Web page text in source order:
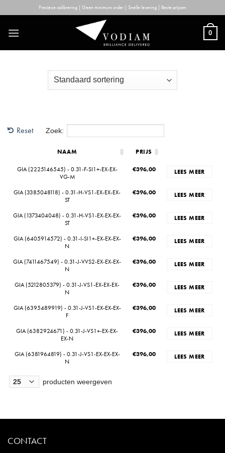
to
content
Precieze calibrering | Geen minimum order | Snelle levering | Beste prijzen
0
Reset Zoek:
NAAM PRIJS
GIA (2225146545) - 0.31-F-SI1+-EX-EX-
VG-M
€396,00 LEES MEER
GIA (3385048118) - 0.31-H-VS1-EX-EX-EX-
ST
€396,00 LEES MEER
GIA (1373404048) - 0.31-H-VS1-EX-EX-EX-
ST
€396,00 LEES MEER
GIA (6405914572) - 0.31-I-SI1+-EX-EX-EX-
N
€396,00 LEES MEER
GIA (7411467549) - 0.31-J-VVS2-EX-EX-EX-
N
€396,00 LEES MEER
GIA (5212805379) - 0.31-J-VS1-EX-EX-EX-
N
€396,00 LEES MEER
GIA (6395489919) - 0.31-J-VS1-EX-EX-EX-
F
€396,00 LEES MEER
GIA (6382924671) - 0.31-J-VS1+-EX-EX-
EX-N
€396,00 LEES MEER
GIA (6381964819) - 0.31-J-VS1-EX-EX-EX-
N
€396,00 LEES MEER
producten weergeven
CONTACT